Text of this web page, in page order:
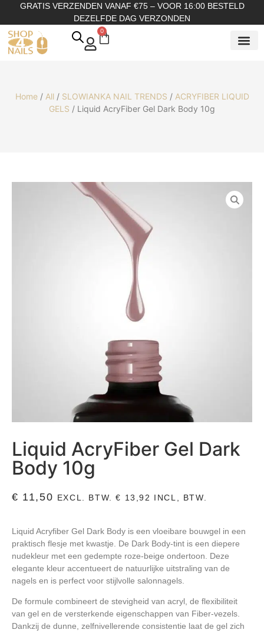
GRATIS VERZENDEN VANAF €75 – VOOR 16:00 BESTELD
DEZELFDE DAG VERZONDEN
0
Home/ All / SLOWIANKA NAIL TRENDS / ACRYFIBER LIQUID
GELS / Liquid AcryFiber Gel Dark Body 10g
Liquid AcryFiber Gel Dark
Body 10g
€ 11,50 EXCL. BTW.€ 13,92 INCL, BTW.
Liquid Acryfiber Gel Dark Body is een vloeibare bouwgel in een
praktisch flesje met kwastje. De Dark Body-tint is een diepere
nudekleur met een gedempte roze-beige ondertoon. Deze
elegante kleur accentueert de natuurlijke uitstraling van de
nagels en is perfect voor stijlvolle salonnagels.
De formule combineert de stevigheid van acryl, de flexibiliteit
van gel en de versterkende eigenschappen van Fiber-vezels.
Dankzij de dunne, zelfnivellerende consistentie laat de gel zich